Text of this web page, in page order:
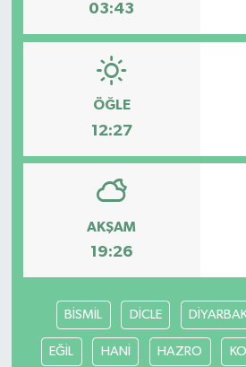
03:43
ÖĞLE
12:27
AKŞAM
19:26
BİSMİL DİCLE
EĞİL HANİ HAZRO